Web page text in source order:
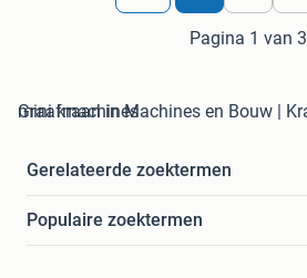
Pagina 1 van 3
mini kraan in Machines en Bouw | Kranen en Graafmachines
Gerelateerde zoektermen
Populaire zoektermen